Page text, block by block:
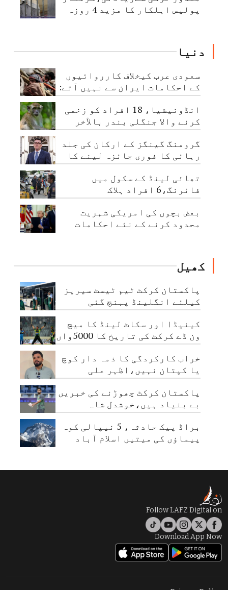
پولیس اہلکار کا مزید 4 روزہ
دنیا
سعودی عرب کیخلاف کارروائیوں
کے احکامات ایران سے نہیں آتے:
حوثی عہدیدار
انڈونیشیا، 18 افراد کو زخمی
کرنے والا جنگلی بندر بالآخر
قابو کرلیا گیا
گرومنگ گینگز کے ارکان کی جلد
رہائی کا فوری جائزہ لینے کا
حکم
تھائی لینڈ کے سکول میں
فائرنگ،6 افراد ہلاک
بعض بچوں کی امریکی شہریت
محدود کرنے کے نئے احکامات
کھیل
پاکستان کرکٹ ٹیم ٹیسٹ سیریز
کیلئے انگلینڈ پہنچ گئی
کینیڈا اور سکاٹ لینڈ کا میچ
ون ڈے کرکٹ کی تاریخ کا 5000واں
مقابلہ
خراب کارکردگی کا ذمہ دار کوچ
یا کپتان نہیں،اظہر علی
پاکستان کرکٹ چھوڑنے کی خبریں
بے بنیاد ہیں،خوشدل شاہ
براڈ پیک حادثہ، 5 نیپالی کوہ
پیماؤں کی میتیں اسلام آباد
Follow LAFZ Digital on
Download App Now